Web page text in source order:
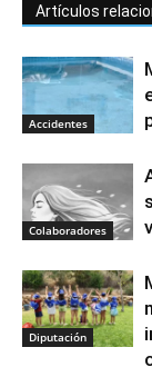
Artículos
Accidentes
Colaboradores
Diputación